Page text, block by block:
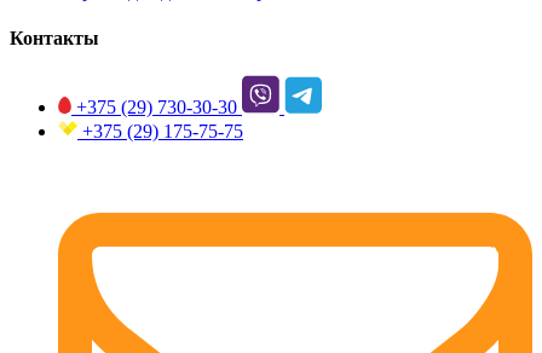
Контакты
+375 (29) 730-30-30
+375 (29) 175-75-75